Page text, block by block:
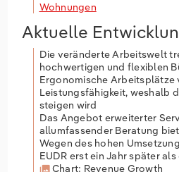
Wohnungen
Aktuelle
Die veränderte Arbeitswelt
hochwertigen und flexiblen
Ergonomische Arbeitsplätze
Leistungsfähigkeit, weshalb
steigen wird
Das Angebot erweiterter
allumfassender Beratung
Wegen des hohen
EUDR erst ein Jahr später
Chart: Revenue Growth